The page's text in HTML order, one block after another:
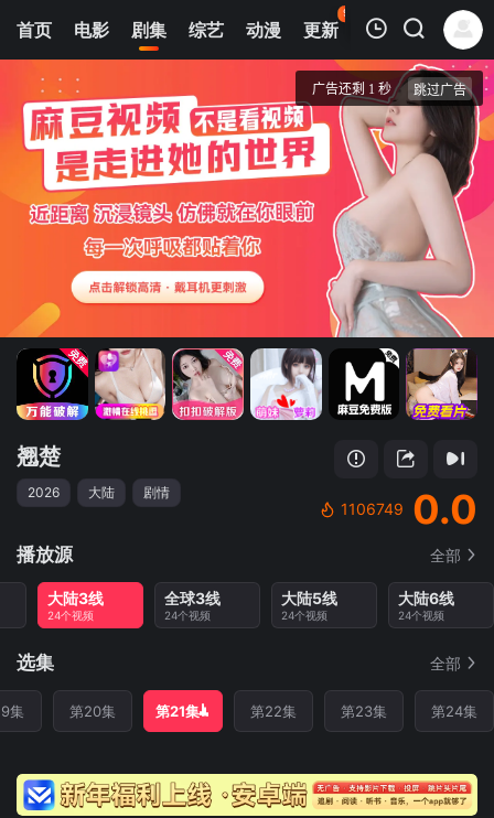
首页 电影 剧集 综艺 动漫 更新
95
热榜 APP
第21集
翘楚
清空
翘楚
2026 大陆 剧情
1106749 0.0
播放源 全部
大陆3线
24个视频
全球3线
24个视频
大陆5线
24个视频
大陆6线
24个视频
选集 全部
集 第20集 第21集 第22集 第23集 第24集